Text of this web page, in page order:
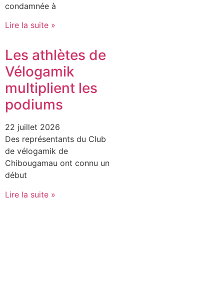
condamnée à
Lire la suite »
Les athlètes de
Vélogamik
multiplient les
podiums
22 juillet 2026
Des représentants du Club
de vélogamik de
Chibougamau ont connu un
début
Lire la suite »